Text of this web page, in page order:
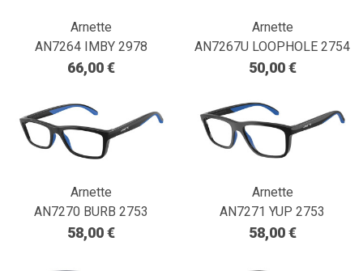
Arnette
AN7264 IMBY 2978
66,00 €
Arnette
AN7267U LOOPHOLE 2754
50,00 €
Arnette
AN7270 BURB 2753
58,00 €
Arnette
AN7271 YUP 2753
58,00 €